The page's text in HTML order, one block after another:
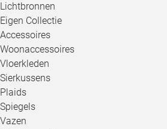
Lichtbronnen
Eigen Collectie
Accessoires
Woonaccessoires
Vloerkleden
Sierkussens
Plaids
Spiegels
Vazen